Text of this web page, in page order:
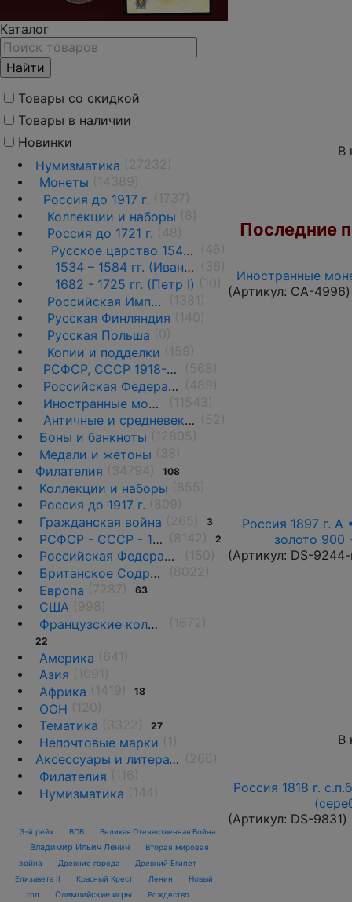
Каталог
Товары со скидкой
Товары в наличии
Новинки
Нумизматика
Монеты
Россия до 1917 г.
Коллекции и наборы
Россия до 1721 г.
Русское царство 1547—1721 гг.
1534 – 1584 гг. (Иван IV Грозный)
1682 - 1725 гг. (Петр I)
Российская Империя 1721 - 1919 гг.
Русская Финляндия
Русская Польша
Копии и подделки
РСФСР, СССР 1918-1991 гг.
Российская Федерация 1991 г.- н.д.
Иностранные монеты
Античные и средневековые государства
Боны и банкноты
Медали и жетоны
Филателия
108
Коллекции и наборы
Россия до 1917 г.
Гражданская война
3
РСФСР - СССР - 1918 - 1991 2
Российская Федерация(1992 г.-н.д.)
Британское Содружество
Европа
63
США
Французские колонии и территории
22
Америка
Азия
Африка
18
ООН
Тематика
27
Непочтовые марки
Аксессуары и литература
Филателия
Нумизматика
3-й рейх ВОВ Великая Отечественная Война
Владимир Ильич Ленин
Вторая мировая
война
Древние города
Древний Египет
Елизавета II
Красный Крест Ленин
Новый
год
Олимпийские игры Рождество
В
Последние
Иностранные
(Артикул: CA-4996)
Россия 1897 г. А
золото 900
(Артикул: DS-
В
Россия 1818 г.
(Артикул: DS-9831)